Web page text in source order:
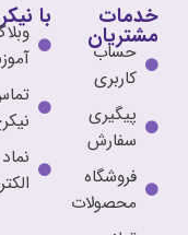
خدمات
مشتریان
حساب
کاربری
پیگیری
سفارش
فروشگاه
محصولات
با
نماد